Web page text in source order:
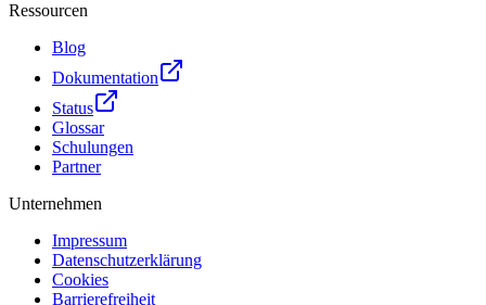
Ressourcen
Blog
Dokumentation
Status
Glossar
Schulungen
Partner
Unternehmen
Impressum
Datenschutzerklärung
Cookies
Barrierefreiheit